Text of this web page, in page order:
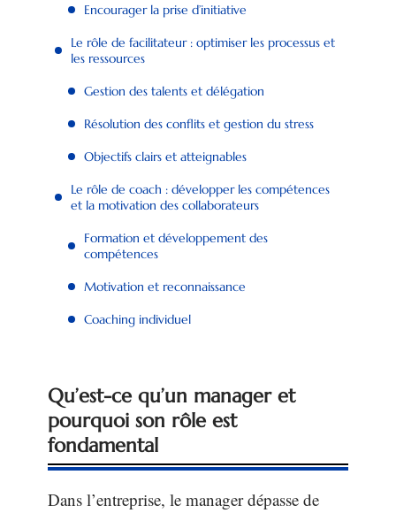
Encourager la prise d’initiative
Le rôle de facilitateur : optimiser les processus et
les ressources
Gestion des talents et délégation
Résolution des conflits et gestion du stress
Objectifs clairs et atteignables
Le rôle de coach : développer les compétences
et la motivation des collaborateurs
Formation et développement des
compétences
Motivation et reconnaissance
Coaching individuel
Qu’est-ce qu’un manager et
pourquoi son rôle est
fondamental
Dans l’entreprise, le manager dépasse de